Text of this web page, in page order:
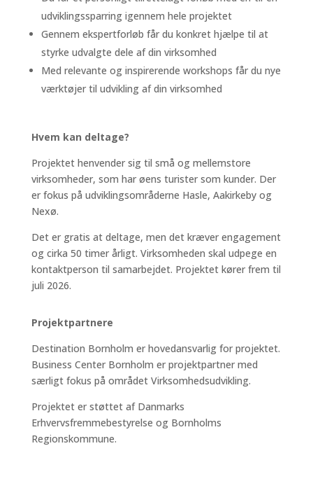
udviklingssparring igennem hele projektet
Gennem ekspertforløb får du konkret hjælpe til at
styrke udvalgte dele af din virksomhed
Med relevante og inspirerende workshops får du nye
værktøjer til udvikling af din virksomhed
Hvem kan deltage?
Projektet henvender sig til små og mellemstore
virksomheder, som har øens turister som kunder. Der
er fokus på udviklingsområderne Hasle, Aakirkeby og
Nexø.
Det er gratis at deltage, men det kræver engagement
og cirka 50 timer årligt. Virksomheden skal udpege en
kontaktperson til samarbejdet. Projektet kører frem til
juli 2026.
Projektpartnere
Destination Bornholm er hovedansvarlig for projektet.
Business Center Bornholm er projektpartner med
særligt fokus på området Virksomhedsudvikling.
Projektet er støttet af Danmarks
Erhvervsfremmebestyrelse og Bornholms
Regionskommune.